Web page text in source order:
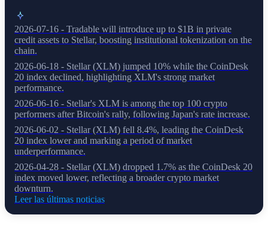
2026-07-16 - Tradable will introduce up to $1B in private
credit assets to Stellar, boosting institutional tokenization on the
chain.
2026-06-18 - Stellar (XLM) jumped 10% while the CoinDesk
20 index declined, highlighting XLM's strong market
performance.
2026-06-16 - Stellar's XLM is among the top 100 crypto
performers after Bitcoin's rally, following Japan's rate increase.
2026-06-02 - Stellar (XLM) fell 8.4%, leading the CoinDesk
20 index lower and marking a period of market
underperformance.
2026-04-28 - Stellar (XLM) dropped 1.7% as the CoinDesk 20
index moved lower, reflecting a broader crypto market
downturn.
Leer las últimas noticias